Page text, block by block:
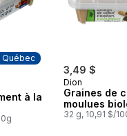
Québec
à la
3,49 $
Dion
Graines de
moulues
32 g, 10,91 $/